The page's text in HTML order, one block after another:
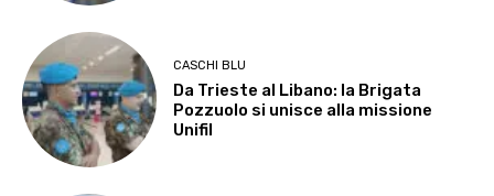
CASCHI BLU
Da Trieste al Libano: la Brigata
Pozzuolo si unisce alla missione
Unifil